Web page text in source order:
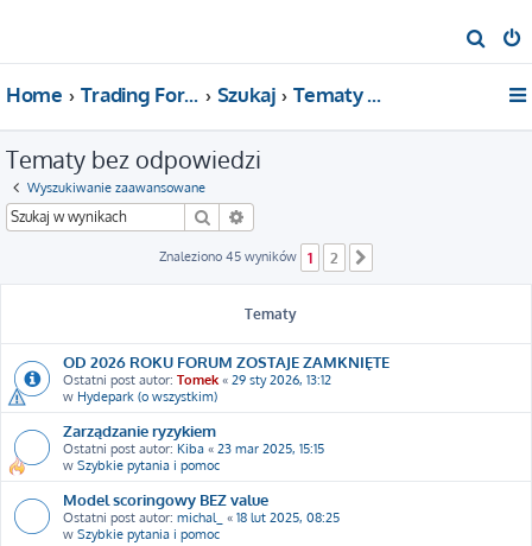
z
Home Trading For a Living Szukaj Tematy bez odpowiedzi
Tematy bez odpowiedzi
Wyszukiwanie zaawansowane
Szukaj
Znaleziono 45 wyników 1 2
Tematy
OD 2026 ROKU FORUM ZOSTAJE ZAMKNIĘTE
Ostatni post autor: Tomek « 29 sty 2026, 13:12
w Hydepark (o wszystkim)
Zarządzanie ryzykiem
Ostatni post autor: Kiba « 23 mar 2025, 15:15
w Szybkie pytania i pomoc
Model scoringowy BEZ value
Ostatni post autor: michal_ « 18 lut 2025, 08:25
w Szybkie pytania i pomoc